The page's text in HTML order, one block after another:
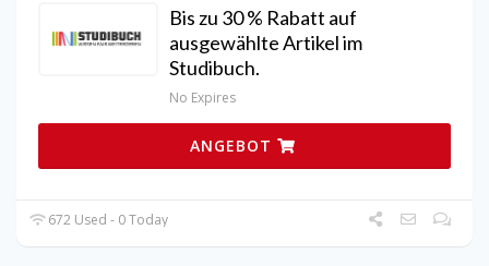
Bis zu 30 % Rabatt auf
ausgewählte Artikel im
Studibuch.
No Expires
ANGEBOT
672 Used - 0 Today